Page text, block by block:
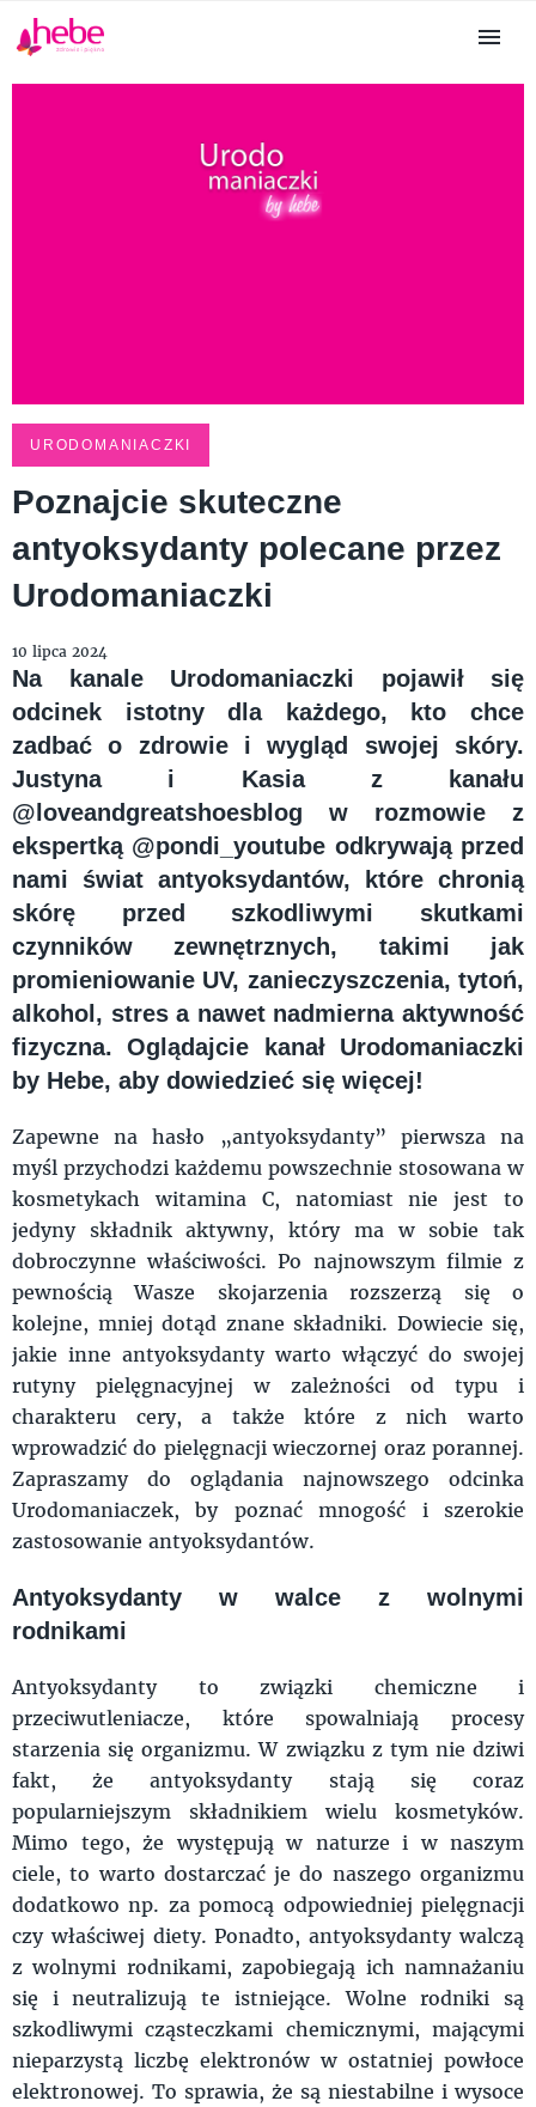
URODOMANIACZKI
Poznajcie skuteczne
antyoksydanty polecane przez
Urodomaniaczki
10 lipca 2024
Na kanale Urodomaniaczki pojawił się
odcinek istotny dla każdego, kto chce
zadbać o zdrowie i wygląd swojej skóry.
Justyna i Kasia z kanału
@loveandgreatshoesblog w rozmowie z
ekspertką @pondi_youtube odkrywają przed
nami świat antyoksydantów, które chronią
skórę przed szkodliwymi skutkami
czynników zewnętrznych, takimi jak
promieniowanie UV, zanieczyszczenia, tytoń,
alkohol, stres a nawet nadmierna aktywność
fizyczna. Oglądajcie kanał Urodomaniaczki
by Hebe, aby dowiedzieć się więcej!
Zapewne na hasło „antyoksydanty” pierwsza na
myśl przychodzi każdemu powszechnie stosowana w
kosmetykach witamina C, natomiast nie jest to
jedyny składnik aktywny, który ma w sobie tak
dobroczynne właściwości. Po najnowszym filmie z
pewnością Wasze skojarzenia rozszerzą się o
kolejne, mniej dotąd znane składniki. Dowiecie się,
jakie inne antyoksydanty warto włączyć do swojej
rutyny pielęgnacyjnej w zależności od typu i
charakteru cery, a także które z nich warto
wprowadzić do pielęgnacji wieczornej oraz porannej.
Zapraszamy do oglądania najnowszego odcinka
Urodomaniaczek, by poznać mnogość i szerokie
zastosowanie antyoksydantów.
Antyoksydanty w walce z wolnymi
rodnikami
Antyoksydanty to związki chemiczne i
przeciwutleniacze, które spowalniają procesy
starzenia się organizmu. W związku z tym nie dziwi
fakt, że antyoksydanty stają się coraz
popularniejszym składnikiem wielu kosmetyków.
Mimo tego, że występują w naturze i w naszym
ciele, to warto dostarczać je do naszego organizmu
dodatkowo np. za pomocą odpowiedniej pielęgnacji
czy właściwej diety. Ponadto, antyoksydanty walczą
z wolnymi rodnikami, zapobiegają ich namnażaniu
się i neutralizują te istniejące. Wolne rodniki są
szkodliwymi cząsteczkami chemicznymi, mającymi
nieparzystą liczbę elektronów w ostatniej powłoce
elektronowej. To sprawia, że są niestabilne i wysoce